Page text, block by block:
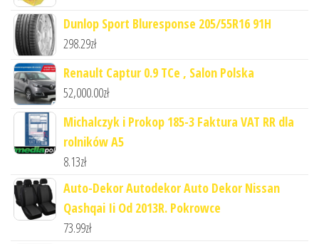
Dunlop Sport Bluresponse 205/55R16 91H
298.29zł
Renault Captur 0.9 TCe , Salon Polska
52,000.00zł
Michalczyk i Prokop 185-3 Faktura VAT RR dla
rolników A5
8.13zł
Auto-Dekor Autodekor Auto Dekor Nissan
Qashqai Ii Od 2013R. Pokrowce
73.99zł